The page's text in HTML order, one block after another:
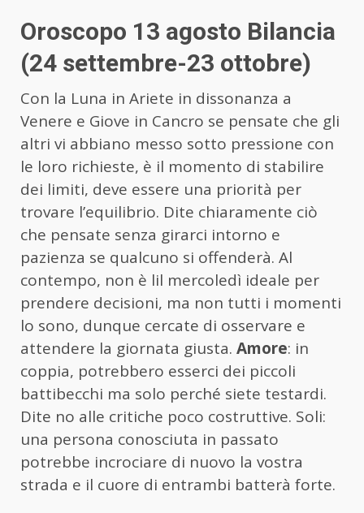
Oroscopo 13 agosto Bilancia
(24 settembre-23 ottobre)
Con la Luna in Ariete in dissonanza a
Venere e Giove in Cancro se pensate che gli
altri vi abbiano messo sotto pressione con
le loro richieste, è il momento di stabilire
dei limiti, deve essere una priorità per
trovare l’equilibrio. Dite chiaramente ciò
che pensate senza girarci intorno e
pazienza se qualcuno si offenderà. Al
contempo, non è lil mercoledì ideale per
prendere decisioni, ma non tutti i momenti
lo sono, dunque cercate di osservare e
attendere la giornata giusta. Amore: in
coppia, potrebbero esserci dei piccoli
battibecchi ma solo perché siete testardi.
Dite no alle critiche poco costruttive. Soli:
una persona conosciuta in passato
potrebbe incrociare di nuovo la vostra
strada e il cuore di entrambi batterà forte.